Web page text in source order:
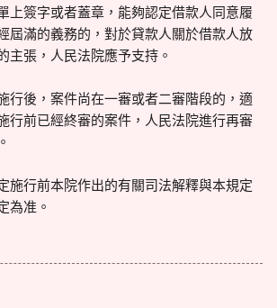
上簽字或者蓋章，能夠認定借款人同意履
屆滿的義務的，對於貸款人關於借款人放
主張，人民法院應予支持。
後，案件尚在一審或者二審階段的，適
行前已經終審的案件，人民法院進行再審
行前本院作出的有關司法解釋與本規定
為准。